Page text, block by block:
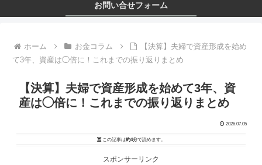
お問い合せフォーム
ホーム お金コラム
【決算】夫婦で資産形成を始め
て3年、資産は◯倍に！これまでの振り返りまとめ
【決算】夫婦で資産形成を始めて3年、資
産は◯倍に！これまでの振り返りまとめ
2026.07.05
この記事は約4分で読めます。
スポンサーリンク